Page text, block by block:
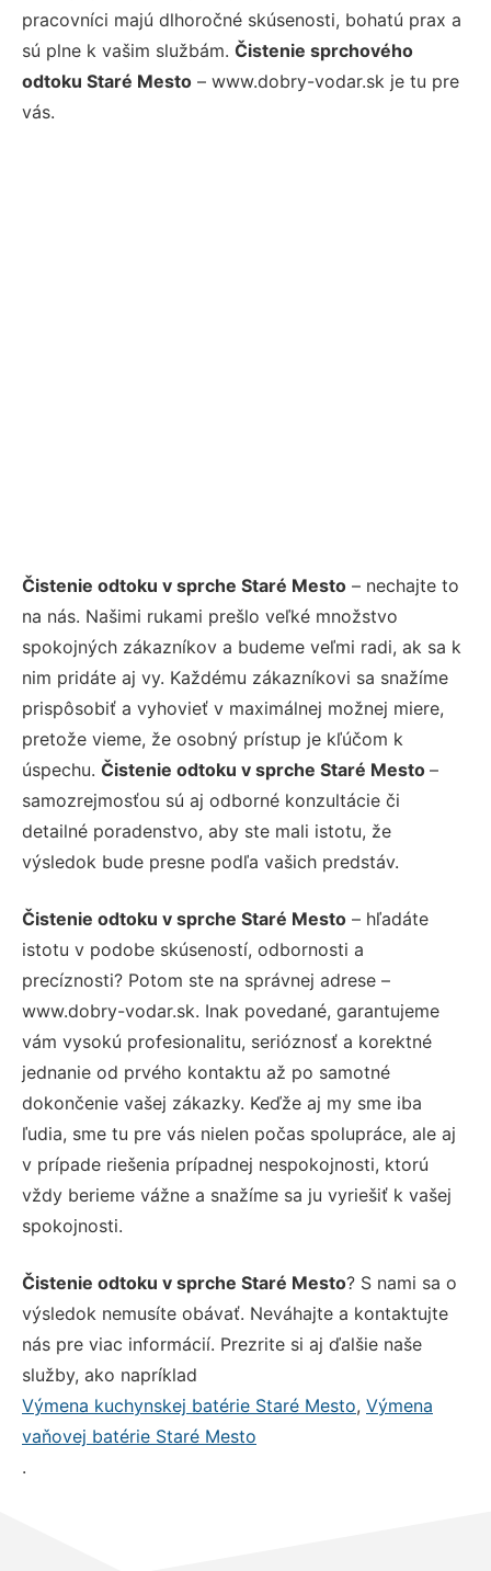
pracovníci majú dlhoročné skúsenosti, bohatú prax a
sú plne k vašim službám. Čistenie sprchového
odtoku Staré Mesto – www.dobry-vodar.sk je tu pre
vás.
Čistenie odtoku v sprche Staré Mesto – nechajte to
na nás. Našimi rukami prešlo veľké množstvo
spokojných zákazníkov a budeme veľmi radi, ak sa k
nim pridáte aj vy. Každému zákazníkovi sa snažíme
prispôsobiť a vyhovieť v maximálnej možnej miere,
pretože vieme, že osobný prístup je kľúčom k
úspechu. Čistenie odtoku v sprche Staré Mesto –
samozrejmosťou sú aj odborné konzultácie či
detailné poradenstvo, aby ste mali istotu, že
výsledok bude presne podľa vašich predstáv.
Čistenie odtoku v sprche Staré Mesto – hľadáte
istotu v podobe skúseností, odbornosti a
precíznosti? Potom ste na správnej adrese –
www.dobry-vodar.sk. Inak povedané, garantujeme
vám vysokú profesionalitu, serióznosť a korektné
jednanie od prvého kontaktu až po samotné
dokončenie vašej zákazky. Keďže aj my sme iba
ľudia, sme tu pre vás nielen počas spolupráce, ale aj
v prípade riešenia prípadnej nespokojnosti, ktorú
vždy berieme vážne a snažíme sa ju vyriešiť k vašej
spokojnosti.
Čistenie odtoku v sprche Staré Mesto? S nami sa o
výsledok nemusíte obávať. Neváhajte a kontaktujte
nás pre viac informácií. Prezrite si aj ďalšie naše
služby, ako napríklad
Výmena kuchynskej batérie Staré Mesto, Výmena
vaňovej batérie Staré Mesto
.